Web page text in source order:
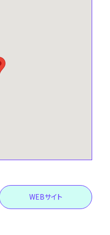
WEBサイト